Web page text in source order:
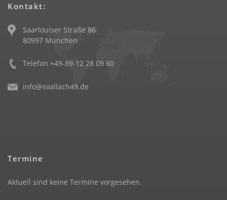
Kontakt:
Saarlouiser Straße 86
80997 München
Telefon +49-89-12 28 09 60
info@svallach49.de
Termine
Aktuell sind keine Termine vorgesehen.